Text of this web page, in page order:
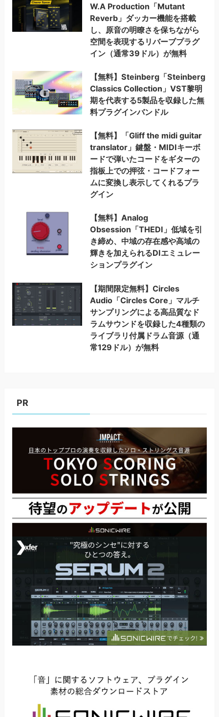
W.A Production「Mutant
Reverb」ダッカー機能を搭載
し、原音の明瞭さを保ちながら
空間を表現するリバーブプラグ
イン（通常39ドル）が無料
【無料】Steinberg「Steinberg
Classics Collection」VST黎明
期を代表する5製品を収録した無
料プラグインバンドル
【無料】「Gliff the midi guitar
translator」鍵盤・MIDIキーボ
ードで弾いたコードをギターの
指板上での押弦・コードフォー
ムに変換し表示してくれるプラ
グイン
【無料】Analog
Obsession「THEDI」低域を引
き締め、中域の存在感や高域の
輝きを加えられるDIエミュレー
ションプラグイン
【期間限定無料】Circles
Audio「Circles Core」マルチ
サンプリングによる高品質なド
ラムサウンドを収録した4種類の
ライブラリ付属ドラム音源（通
常129ドル）が無料
PR